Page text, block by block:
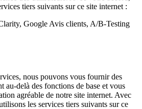
tiers suivants sur ce site internet :
Google Avis clients, A/B-Testing
nous pouvons vous fournir des
au-delà des fonctions de base et vous
agréable de notre site internet. Avec
les services tiers suivants sur ce